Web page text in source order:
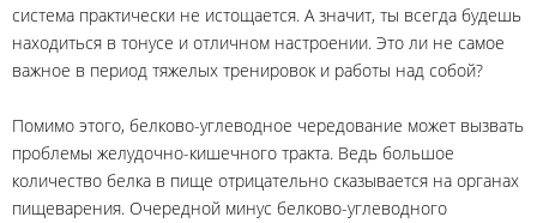
система практически не истощается. А значит, ты всегда будешь
находиться в тонусе и отличном настроении. Это ли не самое
важное в период тяжелых тренировок и работы над собой?
Помимо этого, белково-углеводное чередование может вызвать
проблемы желудочно-кишечного тракта. Ведь большое
количество белка в пище отрицательно сказывается на органах
пищеварения. Очередной минус белково-углеводного